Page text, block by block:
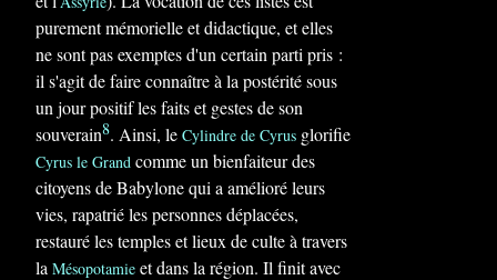
purement mémorielle et didactique, et elles
ne sont pas exemptes d'un certain parti pris :
il s'agit de faire connaître à la postérité sous
un jour positif les faits et gestes de son
souverain8. Ainsi, le Cylindre de Cyrus glorifie
Cyrus le Grand comme un bienfaiteur des
citoyens de Babylone qui a amélioré leurs
vies, rapatrié les personnes déplacées,
restauré les temples et lieux de culte à travers
la Mésopotamie et dans la région. Il finit avec